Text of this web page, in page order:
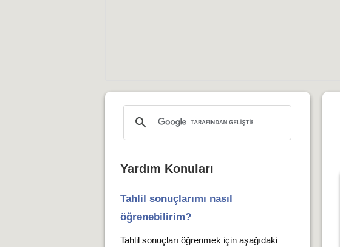
Yardım Konuları
Tahlil sonuçlarımı nasıl
öğrenebilirim?
Tahlil sonuçları öğrenmek için aşağıdaki